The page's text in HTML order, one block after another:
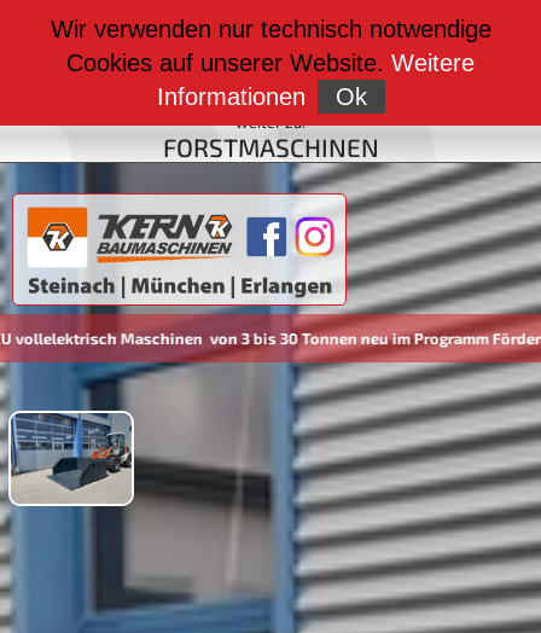
Maschinen von 3 bis 30 Tonnen neu im Programm
BAUMASCHINEN
weiter zu:
FAHRZEUGBAU
weiter zu:
FORSTMASCHINEN
Wir verwenden nur technisch notwendige
Cookies auf unserer Website. Weitere
Informationen
Ok